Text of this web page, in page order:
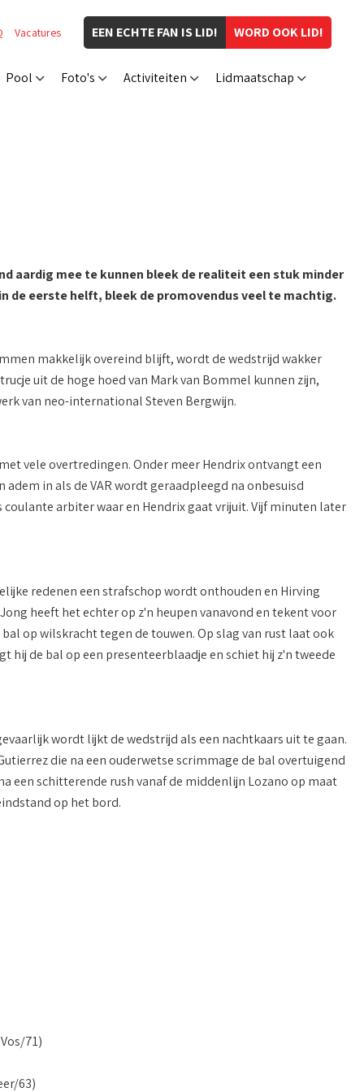
WORD OOK LID!
EEN ECHTE FAN IS LID!
Vacatures
Pool Foto's Activiteiten Lidmaatschap
aardig mee te kunnen bleek de realiteit een stuk minder
de eerste helft, bleek de promovendus veel te machtig.
makkelijk overeind blijft, wordt de wedstrijd wakker
uit de hoge hoed van Mark van Bommel kunnen zijn,
van neo-international Steven Bergwijn.
vele overtredingen. Onder meer Hendrix ontvangt een
in als de VAR wordt geraadpleegd na onbesuisd
arbiter waar en Hendrix gaat vrijuit. Vijf minuten later
redenen een strafschop wordt onthouden en Hirving
heeft het echter op z'n heupen vanavond en tekent voor
op wilskracht tegen de touwen. Op slag van rust laat ook
hij de bal op een presenteerblaadje en schiet hij z'n tweede
wordt lijkt de wedstrijd als een nachtkaars uit te gaan.
die na een ouderwetse scrimmage de bal overtuigend
een schitterende rush vanaf de middenlijn Lozano op maat
op het bord.
71)
63)